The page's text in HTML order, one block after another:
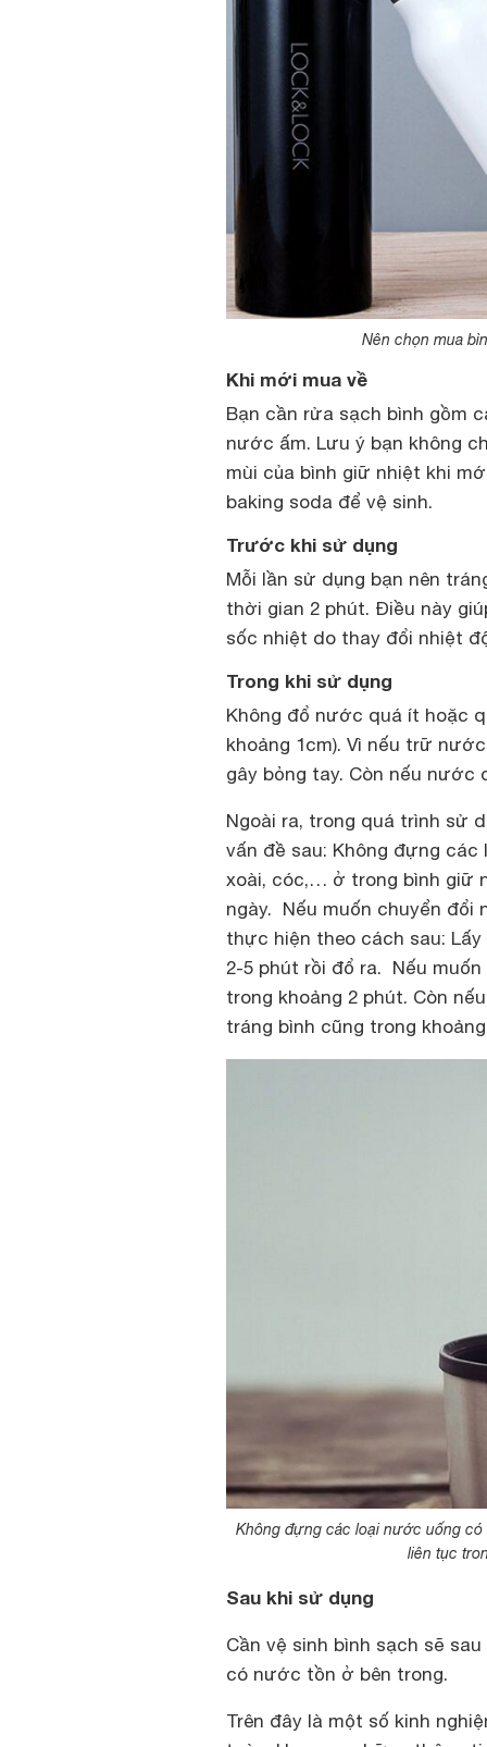
Nên chọn mua
Khi mới mua về
Bạn cần rửa sạch bình gồm
nước ấm. Lưu ý bạn không
mùi của bình giữ nhiệt khi
baking soda để vệ sinh.
Trước khi sử dụng
Mỗi lần sử dụng bạn nên
thời gian 2 phút. Điều này
sốc nhiệt do thay đổi nhiệt
Trong khi sử dụng
Không đổ nước quá ít hoặc
khoảng 1cm). Vì nếu trữ
gây bỏng tay. Còn nếu nước
Ngoài ra, trong quá trình sử
vấn đề sau: Không đựng
xoài, cóc,… ở trong bình giữ
ngày. Nếu muốn chuyển
thực hiện theo cách sau:
2-5 phút rồi đổ ra. Nếu
trong khoảng 2 phút. Còn
tráng bình cũng trong
Không đựng các loại nước uống
liên tục
Sau khi sử dụng
Cần vệ sinh bình sạch sẽ
có nước tồn ở bên trong.
Trên đây là một số kinh